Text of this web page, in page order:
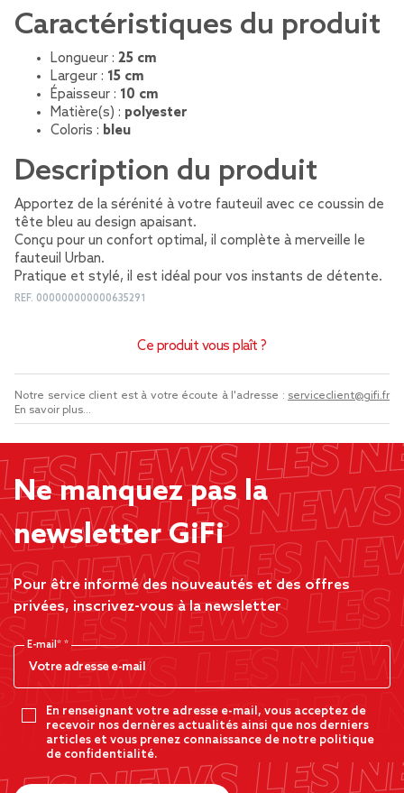
Caractéristiques du produit
Longueur : 25 cm
Largeur : 15 cm
Épaisseur : 10 cm
Matière(s) : polyester
Coloris : bleu
Description du produit
Apportez de la sérénité à votre fauteuil avec ce coussin de
tête bleu au design apaisant.
Conçu pour un confort optimal, il complète à merveille le
fauteuil Urban.
Pratique et stylé, il est idéal pour vos instants de détente.
REF. 000000000000635291
Ce produit vous plaît ?
Notre service client est à votre écoute à l'adresse : serviceclient@gifi.fr
En savoir plus...
Ne manquez pas la
newsletter GiFi
Pour être informé des nouveautés et des offres
privées, inscrivez-vous à la newsletter
E-mail*
En renseignant votre adresse e-mail, vous acceptez de
recevoir nos dernères actualités ainsi que nos derniers
articles et vous prenez connaissance de notre politique
de confidentialité.